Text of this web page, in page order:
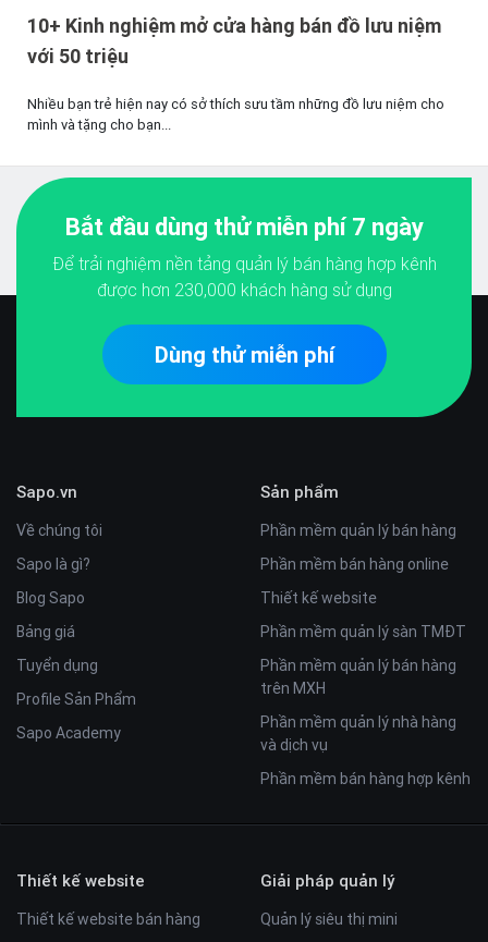
10+ Kinh nghiệm mở cửa hàng bán đồ lưu niệm
với 50 triệu
Nhiều bạn trẻ hiện nay có sở thích sưu tầm những đồ lưu niệm cho
mình và tặng cho bạn...
Bắt đầu dùng thử miễn phí 7 ngày
Để trải nghiệm nền tảng quản lý bán hàng hợp kênh
được hơn 230,000 khách hàng sử dụng
Dùng thử miễn phí
Sapo.vn
Về chúng tôi
Sapo là gì?
Blog Sapo
Bảng giá
Tuyển dụng
Profile Sản Phẩm
Sapo Academy
Sản phẩm
Phần mềm quản lý bán hàng
Phần mềm bán hàng online
Thiết kế website
Phần mềm quản lý sàn TMĐT
Phần mềm quản lý bán hàng
trên MXH
Phần mềm quản lý nhà hàng
và dịch vụ
Phần mềm bán hàng hợp kênh
Thiết kế website
Thiết kế website bán hàng
Giải pháp quản lý
Quản lý siêu thị mini